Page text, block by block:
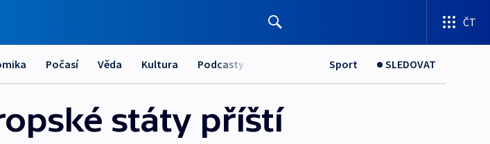
ČT
Počasí Věda Kultura Podcasty Sport SLEDOVAT
státy příští